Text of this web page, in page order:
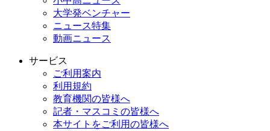
大学発ベンチャー
ニュース特集
動画ニュース
サービス
ご利用案内
利用規約
教育機関の皆様へ
記者・マスコミの皆様へ
本サイトをご利用の皆様へ